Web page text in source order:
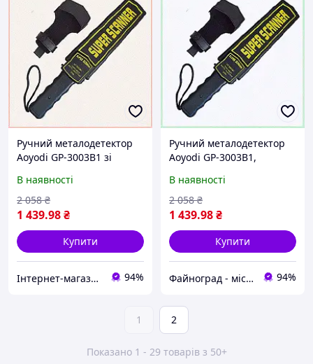
Ручний металодетектор
Aoyodi GP-3003B1 зі
чохлом 6A7268A13C
В наявності
1 439.98₴
2 058 ₴
Купити
Інтернет-магазин KievMarket 94%
Ручний металодетектор
Aoyodi GP-3003B1,
В наявності
1 439.98₴
2 058 ₴
Купити
Файноград - місто файних речей 94%
1 2
Показано 1 - 29 товарів з 50+